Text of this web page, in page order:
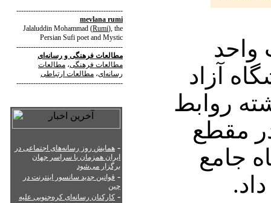
--------------------------------------------
mevlana rumi
Jalaluddin Mohammad (Rumi), the
Persian Sufi poet and Mystic
--------------------------------------------
مطالعات فرهنگی و رسانه‌ای
مطالعات فرهنگی، مطالعات
رسانه‌ای، مطالعات ارتباطی
--------------------------------------------
- همایش روز رسانه‌های اجتماعی در
ایران همزمان با سراسر جهان
برگزار می‌شود
- قوانین جدید سانسور اینترنت در
چین
- کارکنان رسانه‌ای کره‌جنوبی علیه
واحد
آزاد
روابط
مقطع
جامع